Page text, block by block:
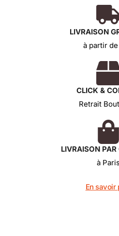
LIVRAISON
à partir
CLICK &
Retrait
LIVRAISON PAR
à
En savoir